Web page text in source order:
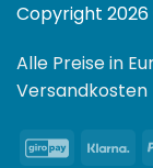
Copyright
Alle Preise in
Versandkosten
GiroPay